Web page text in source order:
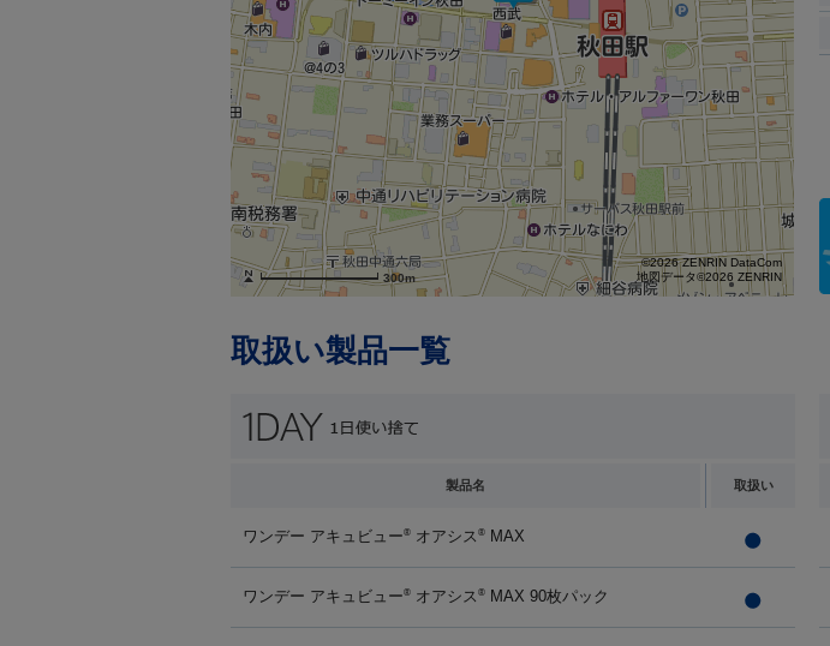
300m
©2026 ZENRIN DataCom
地図データ©2026 ZENRIN
取扱い製品一覧
製品名 取扱い
ワンデー アキュビュー® オアシス ® MAX
ワンデー アキュビュー® オアシス ® MAX 90枚パック